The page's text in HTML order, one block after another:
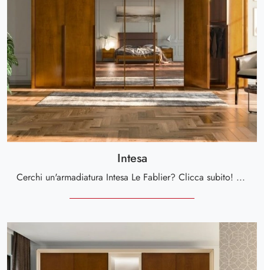
Intesa
Cerchi un'armadiatura Intesa Le Fablier? Clicca subito! Gli armadi a muro con ante battenti ti attendono.